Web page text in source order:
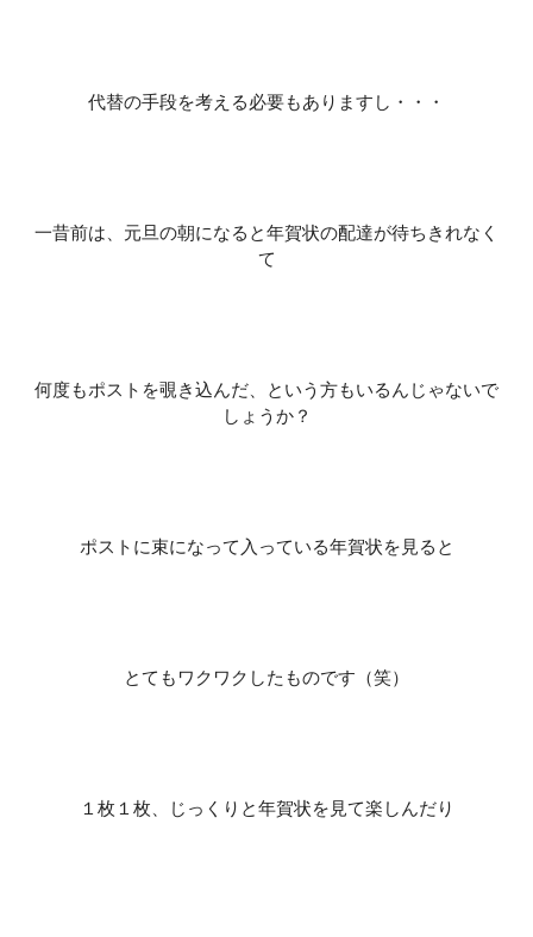
代替の手段を考える必要もありますし・・・
一昔前は、元旦の朝になると年賀状の配達が待ちきれなく
て
何度もポストを覗き込んだ、という方もいるんじゃないで
しょうか？
ポストに束になって入っている年賀状を見ると
とてもワクワクしたものです（笑）
１枚１枚、じっくりと年賀状を見て楽しんだり